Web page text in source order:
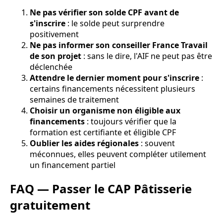
Ne pas vérifier son solde CPF avant de
s'inscrire : le solde peut surprendre
positivement
Ne pas informer son conseiller France Travail
de son projet : sans le dire, l'AIF ne peut pas être
déclenchée
Attendre le dernier moment pour s'inscrire :
certains financements nécessitent plusieurs
semaines de traitement
Choisir un organisme non éligible aux
financements : toujours vérifier que la
formation est certifiante et éligible CPF
Oublier les aides régionales : souvent
méconnues, elles peuvent compléter utilement
un financement partiel
FAQ — Passer le CAP Pâtisserie
gratuitement